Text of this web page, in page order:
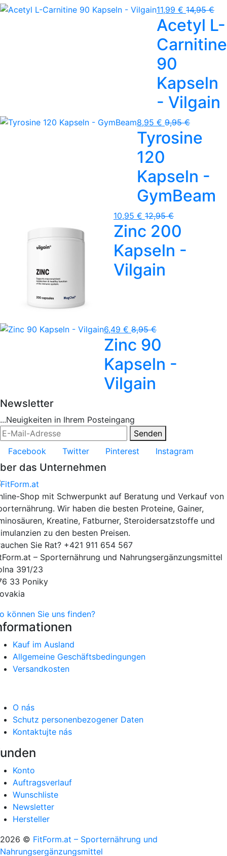
11,99 € 14,95 €
Acetyl L-
Carnitine
90
Kapseln
- Vilgain
8,95 € 9,95 €
Tyrosine
120
Kapseln -
GymBeam
10,95 € 12,95 €
Zinc 200
Kapseln -
Vilgain
6,49 € 8,95 €
Zinc 90
Kapseln -
Vilgain
Newsletter
...Neuigkeiten in Ihrem Posteingang
Senden
Facebook
Twitter Pinterest Instagram
das Unternehmen
Shop mit Schwerpunkt auf Beratung und Verkauf von
Wir haben die besten Proteine, Gainer,
Kreatine, Fatburner, Steroidersatzstoffe und
zu den besten Preisen.
Sie Rat? +421 911 654 567
– Sporternährung und Nahrungsergänzungsmittel
391/23
33 Poniky
können Sie uns finden?
Kauf im Ausland
Allgemeine Geschäftsbedingungen
Versandkosten
O nás
Schutz personenbezogener Daten
Kontaktujte nás
Konto
Auftragsverlauf
Wunschliste
Newsletter
Hersteller
2026 © FitForm.at – Sporternährung und
Nahrungsergänzungsmittel